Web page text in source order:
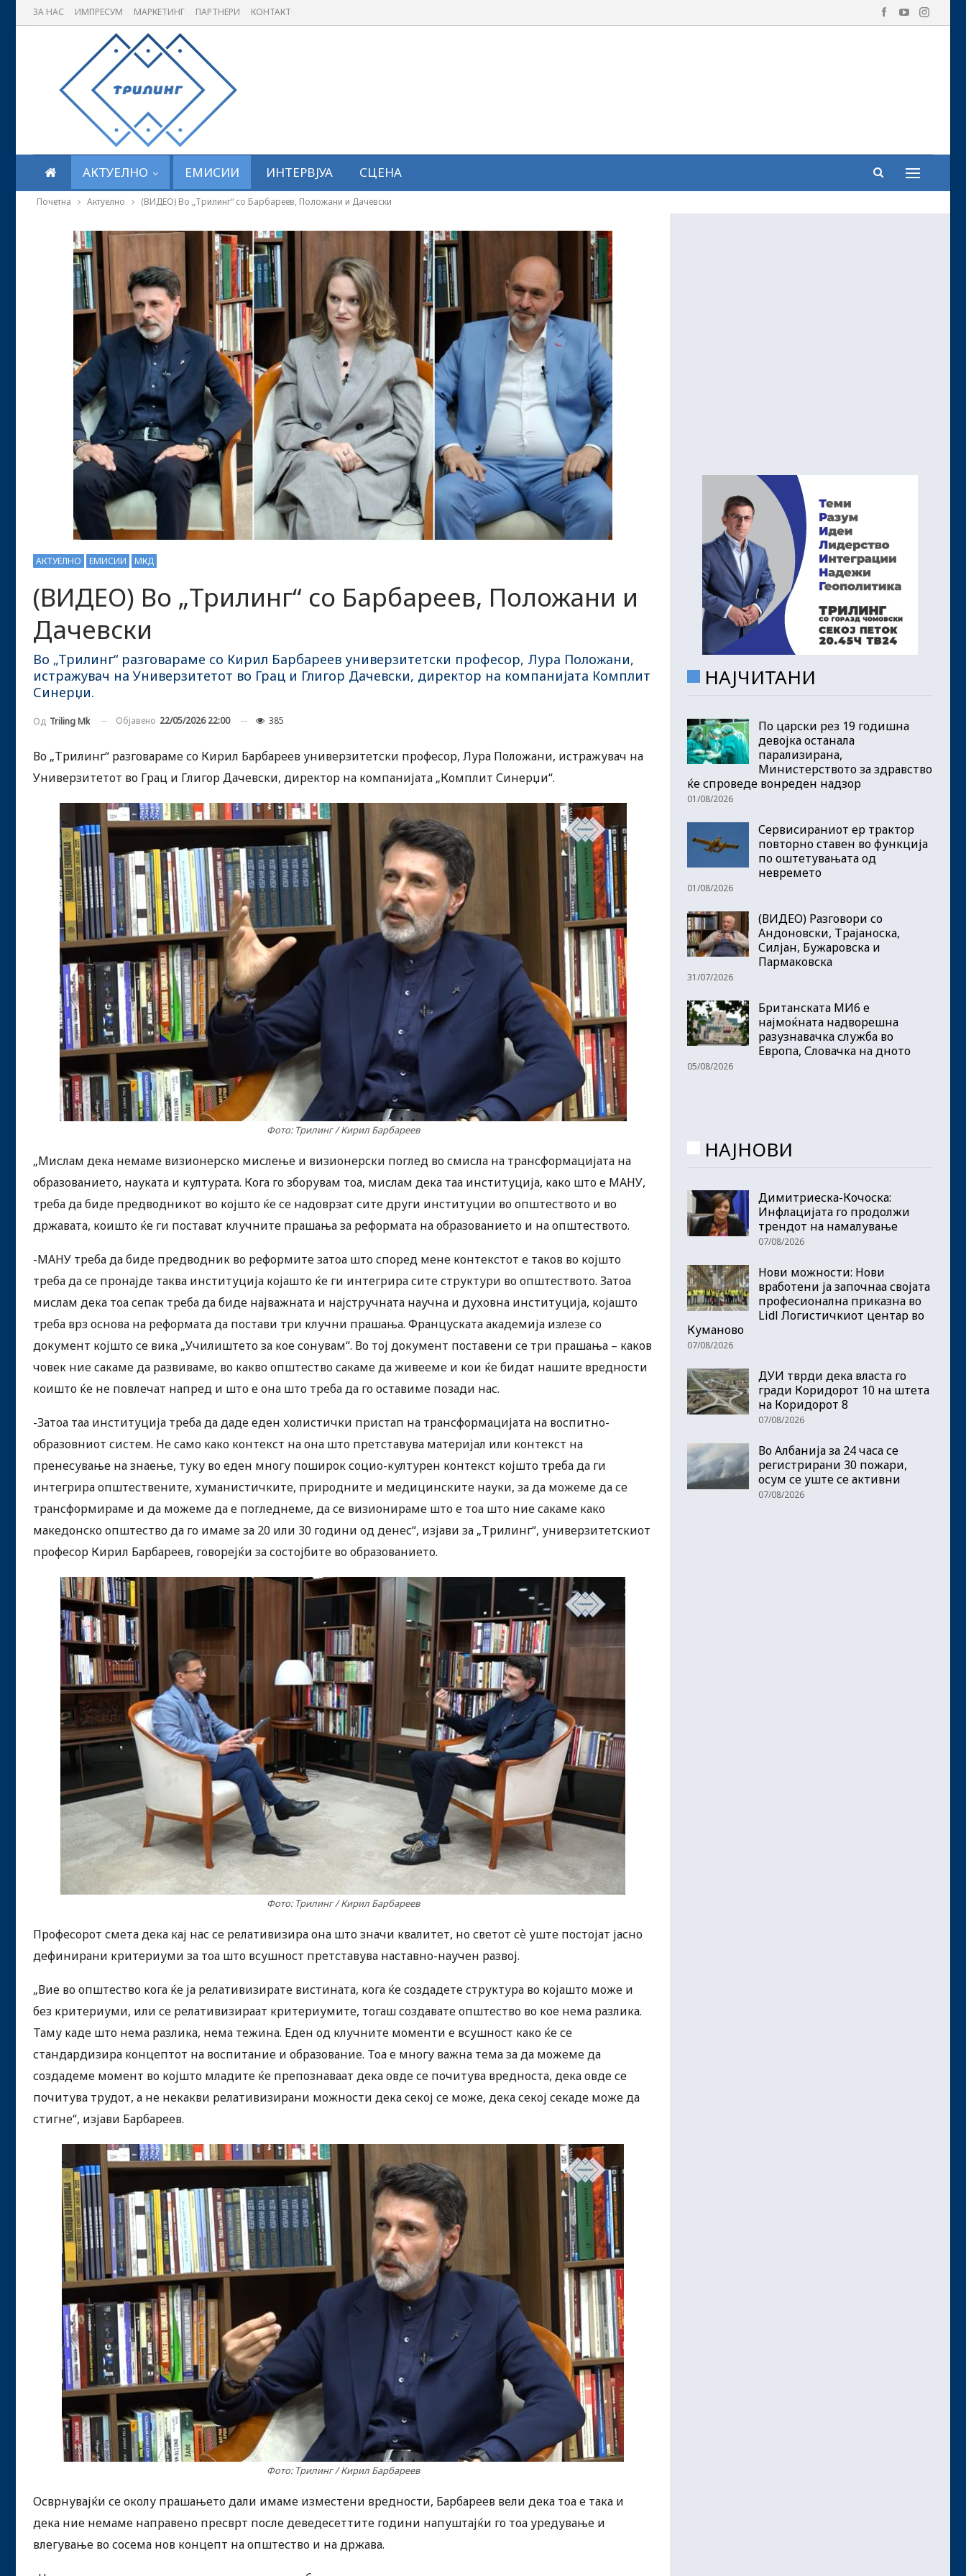
ЗА НАС ИМПРЕСУМ МАРКЕТИНГ ПАРТНЕРИ КОНТАКТ
АКТУЕЛНО ЕМИСИИ ИНТЕРВЈУА СЦЕНА
Почетна Актуелно (ВИДЕО) Во „Трилинг“ со Барбареев, Положани и Дачевски
АКТУЕЛНО ЕМИСИИ МКД
(ВИДЕО) Во „Трилинг“ со Барбареев, Положани и
Дачевски
Во „Трилинг“ разговараме со Кирил Барбареев универзитетски професор, Лура Положани,
истражувач на Универзитетот во Грац и Глигор Дачевски, директор на компанијата Комплит
Синерџи.
Од Triling Mk Објавено 22/05/2026 22:00 385
Во „Трилинг“ разговараме со Кирил Барбареев универзитетски професор, Лура Положани, истражувач на
Универзитетот во Грац и Глигор Дачевски, директор на компанијата „Комплит Синерџи“.
Фото: Трилинг / Кирил Барбареев
„Мислам дека немаме визионерско мислење и визионерски поглед во смисла на трансформацијата на
образованието, науката и културата. Кога го зборувам тоа, мислам дека таа институција, како што е МАНУ,
треба да биде предводникот во којшто ќе се надоврзат сите други институции во општеството и во
државата, коишто ќе ги постават клучните прашања за реформата на образованието и на општеството.
-МАНУ треба да биде предводник во реформите затоа што според мене контекстот е таков во којшто
треба да се пронајде таква институција којашто ќе ги интегрира сите структури во општеството. Затоа
мислам дека тоа сепак треба да биде најважната и најстручната научна и духовна институција, којашто
треба врз основа на реформата да постави три клучни прашања. Француската академија излезе со
документ којшто се вика „Училиштето за кое сонувам“. Во тој документ поставени се три прашања – каков
човек ние сакаме да развиваме, во какво општество сакаме да живееме и кои ќе бидат нашите вредности
коишто ќе не повлечат напред и што е она што треба да го оставиме позади нас.
-Затоа таа институција треба да даде еден холистички пристап на трансформацијата на воспитно-
образовниот систем. Не само како контекст на она што претставува материјал или контекст на
пренесување на знаење, туку во еден многу поширок социо-културен контекст којшто треба да ги
интегрира општествените, хуманистичките, природните и медицинските науки, за да можеме да се
трансформираме и да можеме да е погледнеме, да се визионираме што е тоа што ние сакаме како
македонско општество да го имаме за 20 или 30 години од денес“, изјави за „Трилинг“, универзитетскиот
професор Кирил Барбареев, говорејќи за состојбите во образованието.
Фото: Трилинг / Кирил Барбареев
Професорот смета дека кај нас се релативизира она што значи квалитет, но светот сѐ уште постојат јасно
дефинирани критериуми за тоа што всушност претставува наставно-научен развој.
„Вие во општество кога ќе ја релативизирате вистината, кога ќе создадете структура во којашто може и
без критериуми, или се релативизираат критериумите, тогаш создавате општество во кое нема разлика.
Таму каде што нема разлика, нема тежина. Еден од клучните моменти е всушност како ќе се
стандардизира концептот на воспитание и образование. Тоа е многу важна тема за да можеме да
создадеме момент во којшто младите ќе препознаваат дека овде се почитува вредноста, дека овде се
почитува трудот, а не некакви релативизирани можности дека секој се може, дека секој секаде може да
стигне“, изјави Барбареев.
Фото: Трилинг / Кирил Барбареев
Осврнувајќи се околу прашањето дали имаме изместени вредности, Барбареев вели дека тоа е така и
дека ние немаме направено пресврт после деведесеттите години напуштајќи го тоа уредување и
влегување во сосема нов концепт на општество и на држава.
НАЈЧИТАНИ
По царски рез 19 годишна
девојка останала
парализирана,
Министерството за здравство
ќе спроведе вонреден надзор
01/08/2026
Сервисираниот ер трактор
повторно ставен во функција
по оштетувањата од
невремето
01/08/2026
(ВИДЕО) Разговори со
Андоновски, Трајаноска,
Силјан, Бужаровска и
Пармаковска
31/07/2026
Британската МИ6 е
најмоќната надворешна
разузнавачка служба во
Европа, Словачка на дното
05/08/2026
НАЈНОВИ
Димитриеска-Кочоска:
Инфлацијата го продолжи
трендот на намалување
07/08/2026
Нови можности: Нови
вработени ја започнаа својата
професионална приказна во
Lidl Логистичкиот центар во
Куманово
07/08/2026
ДУИ тврди дека власта го
гради Коридорот 10 на штета
на Коридорот 8
07/08/2026
Во Албанија за 24 часа се
регистрирани 30 пожари,
осум се уште се активни
07/08/2026